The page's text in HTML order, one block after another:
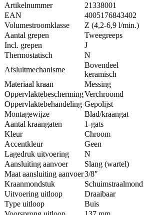
Artikelnummer
21338001
EAN
4005176843402
Volumestroomklasse
Z (4,2-6,9 l/min.)
Aantal grepen
Tweegreeps
Incl. grepen
J
Thermostatisch
N
Afsluitmechanisme
Bovendeel
keramisch
Materiaal kraan
Messing
OppervlaktebeschermingVerchroomd
Oppervlaktebehandeling Gepolijst
Montagewijze
Blad/kraangat
Aantal kraangaten
1-gats
Kleur
Chroom
Accentkleur
Geen
Lagedruk uitvoering
N
Aansluiting aanvoer
Slang (wartel)
Maat aansluiting aanvoer3/8″
Kraanmondstuk
Schuimstraalmond
Uitvoering uitloop
Draaibaar
Type uitloop
Buis